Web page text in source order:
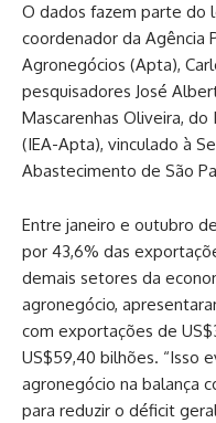
O dados fazem parte do
coordenador da Agência
Agronegócios (Apta),
pesquisadores José
Mascarenhas Oliveira,
(IEA-Apta), vinculado à
Abastecimento de São
Entre janeiro e outubro
por 43,6% das
demais setores da
agronegócio,
com exportações de
US$59,40 bilhões. “Isso
agronegócio na balança
para reduzir o déficit